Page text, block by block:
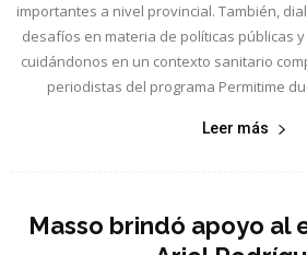
importantes a nivel provincial. También,
desafíos en materia de políticas públicas
cuidándonos en un contexto sanitario
periodistas del programa Permitime
Leer más
Masso brindó apoyo al